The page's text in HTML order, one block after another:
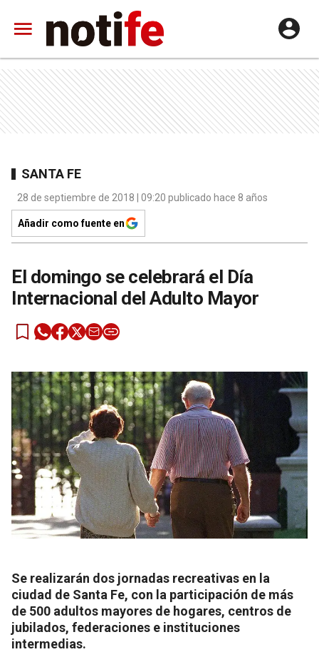
SANTA FE
28 de septiembre de 2018 | 09:20 publicado hace 8 años
Añadir como fuente en
El domingo se celebrará el Día
Internacional del Adulto Mayor
Se realizarán dos jornadas recreativas en la
ciudad de Santa Fe, con la participación de más
de 500 adultos mayores de hogares, centros de
jubilados, federaciones e instituciones
intermedias.